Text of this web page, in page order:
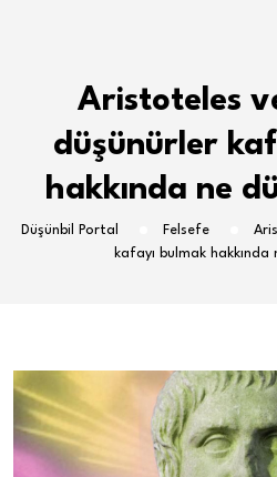
Aristoteles
düşünürler
hakkında ne
Düşünbil Portal Felsefe
kafayı bulmak hakkında